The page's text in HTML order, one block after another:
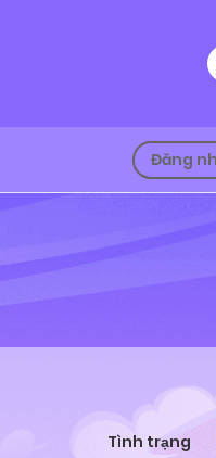
Đăng
Tình trạng